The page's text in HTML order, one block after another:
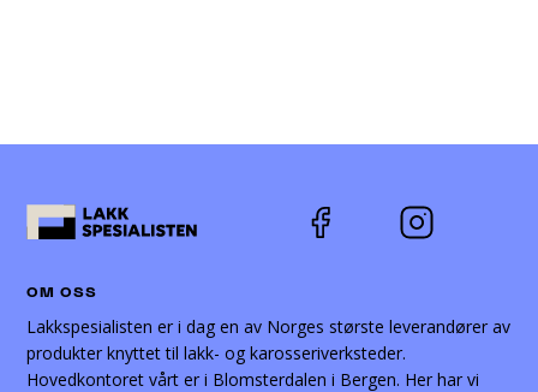
OM OSS
Lakkspesialisten er i dag en av Norges største leverandører av
produkter knyttet til lakk- og karosseriverksteder.
Hovedkontoret vårt er i Blomsterdalen i Bergen. Her har vi